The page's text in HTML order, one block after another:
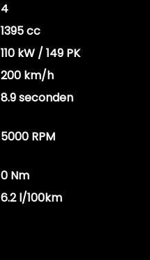
4
1395 cc
110 kW / 149 PK
200 km/h
8.9 seconden
5000 RPM
0 Nm
6.2 l/100km